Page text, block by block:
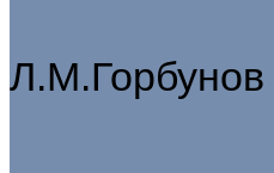
Л.М.Горбунов